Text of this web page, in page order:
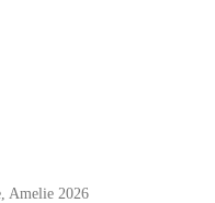
Amelie 2026